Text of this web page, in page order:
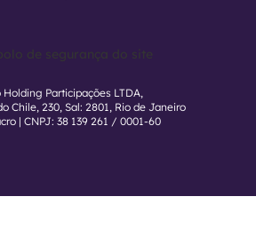
Holding Participações LTDA,
Chile, 230, Sal: 2801, Rio de Janeiro
| CNPJ: 38 139 261 / 0001-60